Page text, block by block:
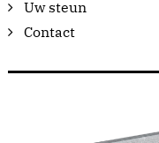
Uw steun
Contact